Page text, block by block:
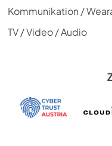
Kommunikation /
TV / Video / Audio